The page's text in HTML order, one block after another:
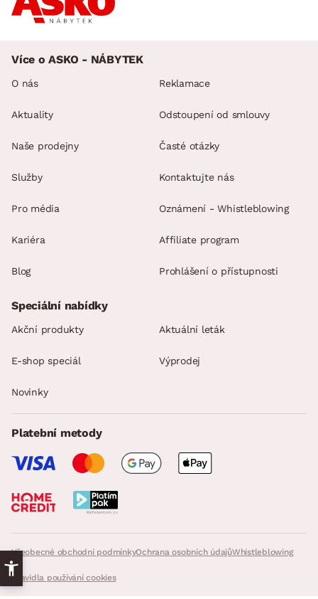
Více o ASKO - NÁBYTEK
O nás
Aktuality
Naše prodejny
Služby
Pro média
Kariéra
Blog
Reklamace
Odstoupení od smlouvy
Časté otázky
Kontaktujte nás
Oznámení - Whistleblowing
Affiliate program
Prohlášení o přístupnosti
Všeobecné obchodní podmínkyOchrana osobních údajůWhistleblowing
Pravidla používání cookies
Speciální nabídky
Akční produkty Aktuální leták
E-shop speciál Výprodej
Novinky
Platební metody